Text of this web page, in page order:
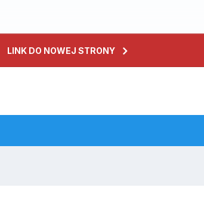
LINK DO NOWEJ STRONY